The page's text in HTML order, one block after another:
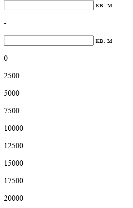
кв. м.
-
кв. м
0
2500
5000
7500
10000
12500
15000
17500
20000